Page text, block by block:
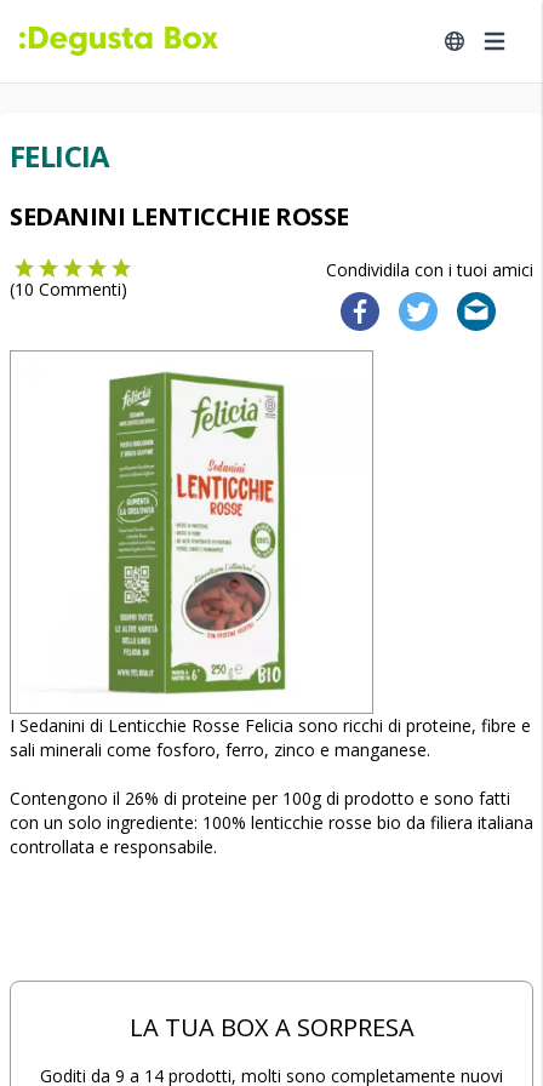
FELICIA
SEDANINI LENTICCHIE ROSSE
Condividila con i tuoi amici
(10 Commenti)
I Sedanini di Lenticchie Rosse Felicia sono ricchi di proteine, fibre e
sali minerali come fosforo, ferro, zinco e manganese.
Contengono il 26% di proteine per 100g di prodotto e sono fatti
con un solo ingrediente: 100% lenticchie rosse bio da filiera italiana
controllata e responsabile.
LA TUA BOX A SORPRESA
Goditi da 9 a 14 prodotti, molti sono completamente nuovi